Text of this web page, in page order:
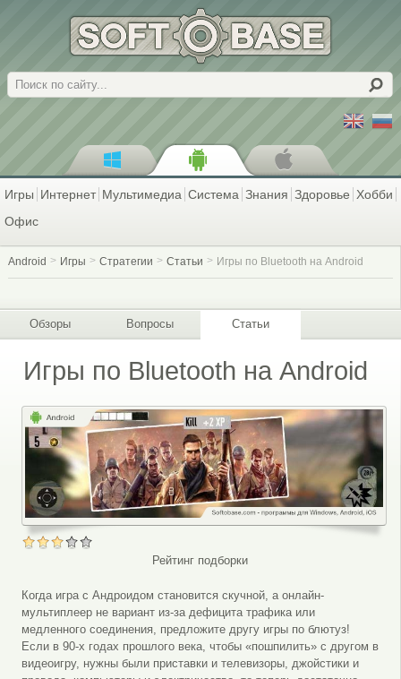
Поиск
Игры Интернет Мультимедиа Система Знания Здоровье Хобби
Офис
Android Игры Стратегии Статьи Игры по Bluetooth на Android
Обзоры Вопросы Статьи
Игры по Bluetooth на Android
Рейтинг подборки
Когда игра с Андроидом становится скучной, а онлайн-
мультиплеер не вариант из-за дефицита трафика или
медленного соединения, предложите другу игры по блютуз!
Если в 90-х годах прошлого века, чтобы «пошпилить» с другом в
видеоигру, нужны были приставки и телевизоры, джойстики и